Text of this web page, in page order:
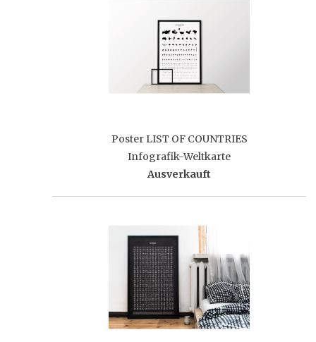
Poster LIST OF COUNTRIES
Infografik-Weltkarte
Ausverkauft